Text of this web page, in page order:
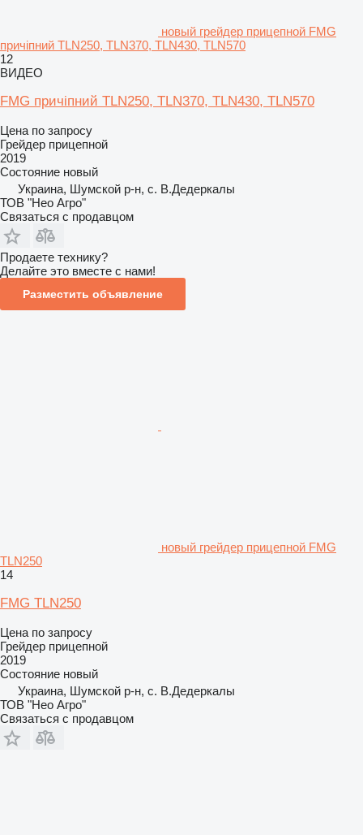
новый грейдер прицепной FMG
причіпний TLN250, TLN370, TLN430, TLN570
12
ВИДЕО
FMG причіпний TLN250, TLN370, TLN430, TLN570
Цена по запросу
Грейдер прицепной
2019
Состояние новый
Украина, Шумской р-н, с. В.Дедеркалы
ТОВ "Нео Агро"
Связаться с продавцом
Продаете технику?
Делайте это вместе с нами!
Разместить объявление
новый грейдер прицепной FMG
TLN250
14
FMG TLN250
Цена по запросу
Грейдер прицепной
2019
Состояние новый
Украина, Шумской р-н, с. В.Дедеркалы
ТОВ "Нео Агро"
Связаться с продавцом